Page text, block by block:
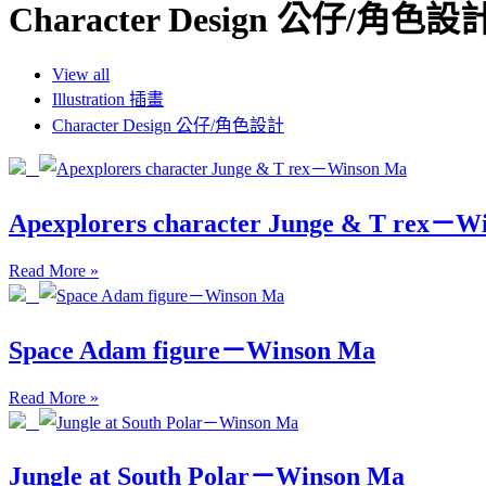
Character Design 公仔/角色設
View all
Illustration 插畫
Character Design 公仔/角色設計
Apexplorers character Junge & T rex－
Read More »
Space Adam figure－Winson Ma
Read More »
Jungle at South Polar－Winson Ma